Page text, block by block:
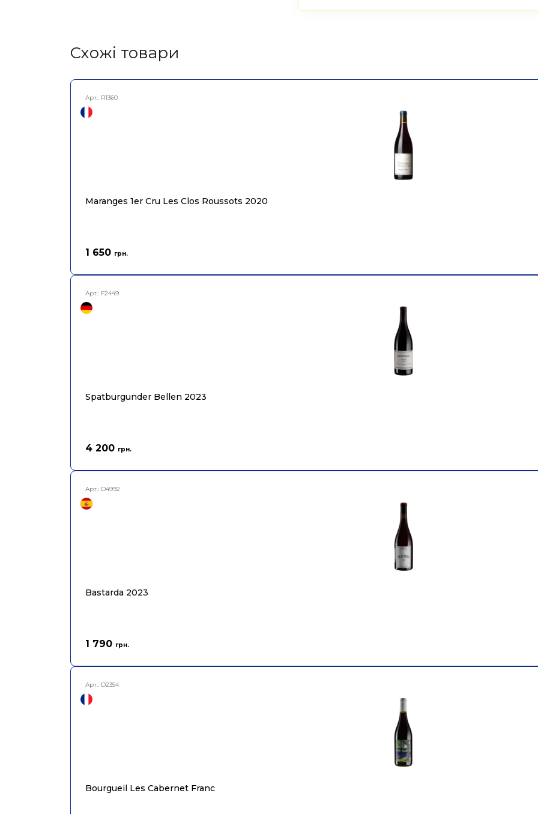
Постачальник
Cхожі товари
Арт.: R1360
Maranges 1er Cru Les Clos Roussots 2020
1 650 грн.
Арт.: F2449
Spatburgunder Bellen 2023
4 200 грн.
Арт.: D4992
Bastarda 2023
1 790 грн.
Арт.: D2354
Bourgueil Les Cabernet Franc